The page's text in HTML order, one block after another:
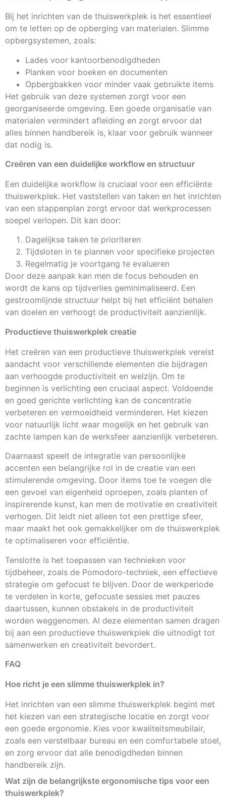
Bij het inrichten van de thuiswerkplek is het essentieel
om te letten op de opberging van materialen. Slimme
opbergsystemen, zoals:
Lades voor kantoorbenodigdheden
Planken voor boeken en documenten
Opbergbakken voor minder vaak gebruikte items
Het gebruik van deze systemen zorgt voor een
georganiseerde omgeving. Een goede organisatie van
materialen vermindert afleiding en zorgt ervoor dat
alles binnen handbereik is, klaar voor gebruik wanneer
dat nodig is.
Creëren van een duidelijke workflow en structuur
Een duidelijke workflow is cruciaal voor een efficiënte
thuiswerkplek. Het vaststellen van taken en het inrichten
van een stappenplan zorgt ervoor dat werkprocessen
soepel verlopen. Dit kan door:
Dagelijkse taken te prioriteren
Tijdsloten in te plannen voor specifieke projecten
Regelmatig je voortgang te evalueren
Door deze aanpak kan men de focus behouden en
wordt de kans op tijdverlies geminimaliseerd. Een
gestroomlijnde structuur helpt bij het efficiënt behalen
van doelen en verhoogt de productiviteit aanzienlijk.
Productieve thuiswerkplek creatie
Het creëren van een productieve thuiswerkplek vereist
aandacht voor verschillende elementen die bijdragen
aan verhoogde productiviteit en welzijn. Om te
beginnen is verlichting een cruciaal aspect. Voldoende
en goed gerichte verlichting kan de concentratie
verbeteren en vermoeidheid verminderen. Het kiezen
voor natuurlijk licht waar mogelijk en het gebruik van
zachte lampen kan de werksfeer aanzienlijk verbeteren.
Daarnaast speelt de integratie van persoonlijke
accenten een belangrijke rol in de creatie van een
stimulerende omgeving. Door items toe te voegen die
een gevoel van eigenheid oproepen, zoals planten of
inspirerende kunst, kan men de motivatie en creativiteit
verhogen. Dit leidt niet alleen tot een prettige sfeer,
maar maakt het ook gemakkelijker om de thuiswerkplek
te optimaliseren voor efficiëntie.
Tenslotte is het toepassen van technieken voor
tijdbeheer, zoals de Pomodoro-techniek, een effectieve
strategie om gefocust te blijven. Door de werkperiode
te verdelen in korte, gefocuste sessies met pauzes
daartussen, kunnen obstakels in de productiviteit
worden weggenomen. Al deze elementen samen dragen
bij aan een productieve thuiswerkplek die uitnodigt tot
samenwerken en creativiteit bevordert.
FAQ
Hoe richt je een slimme thuiswerkplek in?
Het inrichten van een slimme thuiswerkplek begint met
het kiezen van een strategische locatie en zorgt voor
een goede ergonomie. Kies voor kwaliteitsmeubilair,
zoals een verstelbaar bureau en een comfortabele stoel,
en zorg ervoor dat alle benodigdheden binnen
handbereik zijn.
Wat zijn de belangrijkste ergonomische tips voor een
thuiswerkplek?